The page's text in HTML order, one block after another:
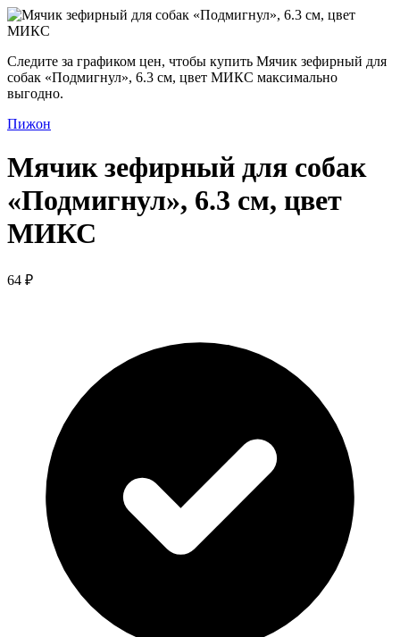
Следите за графиком цен, чтобы купить Мячик зефирный для
собак «Подмигнул», 6.3 см, цвет МИКС максимально
выгодно.
Пижон
Мячик зефирный для собак
«Подмигнул», 6.3 см, цвет
МИКС
64 ₽